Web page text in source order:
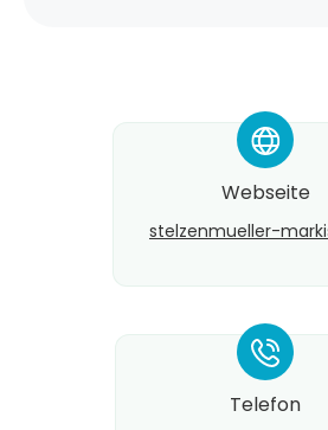
*
Webseite
stelzenmueller-
*
Telefon